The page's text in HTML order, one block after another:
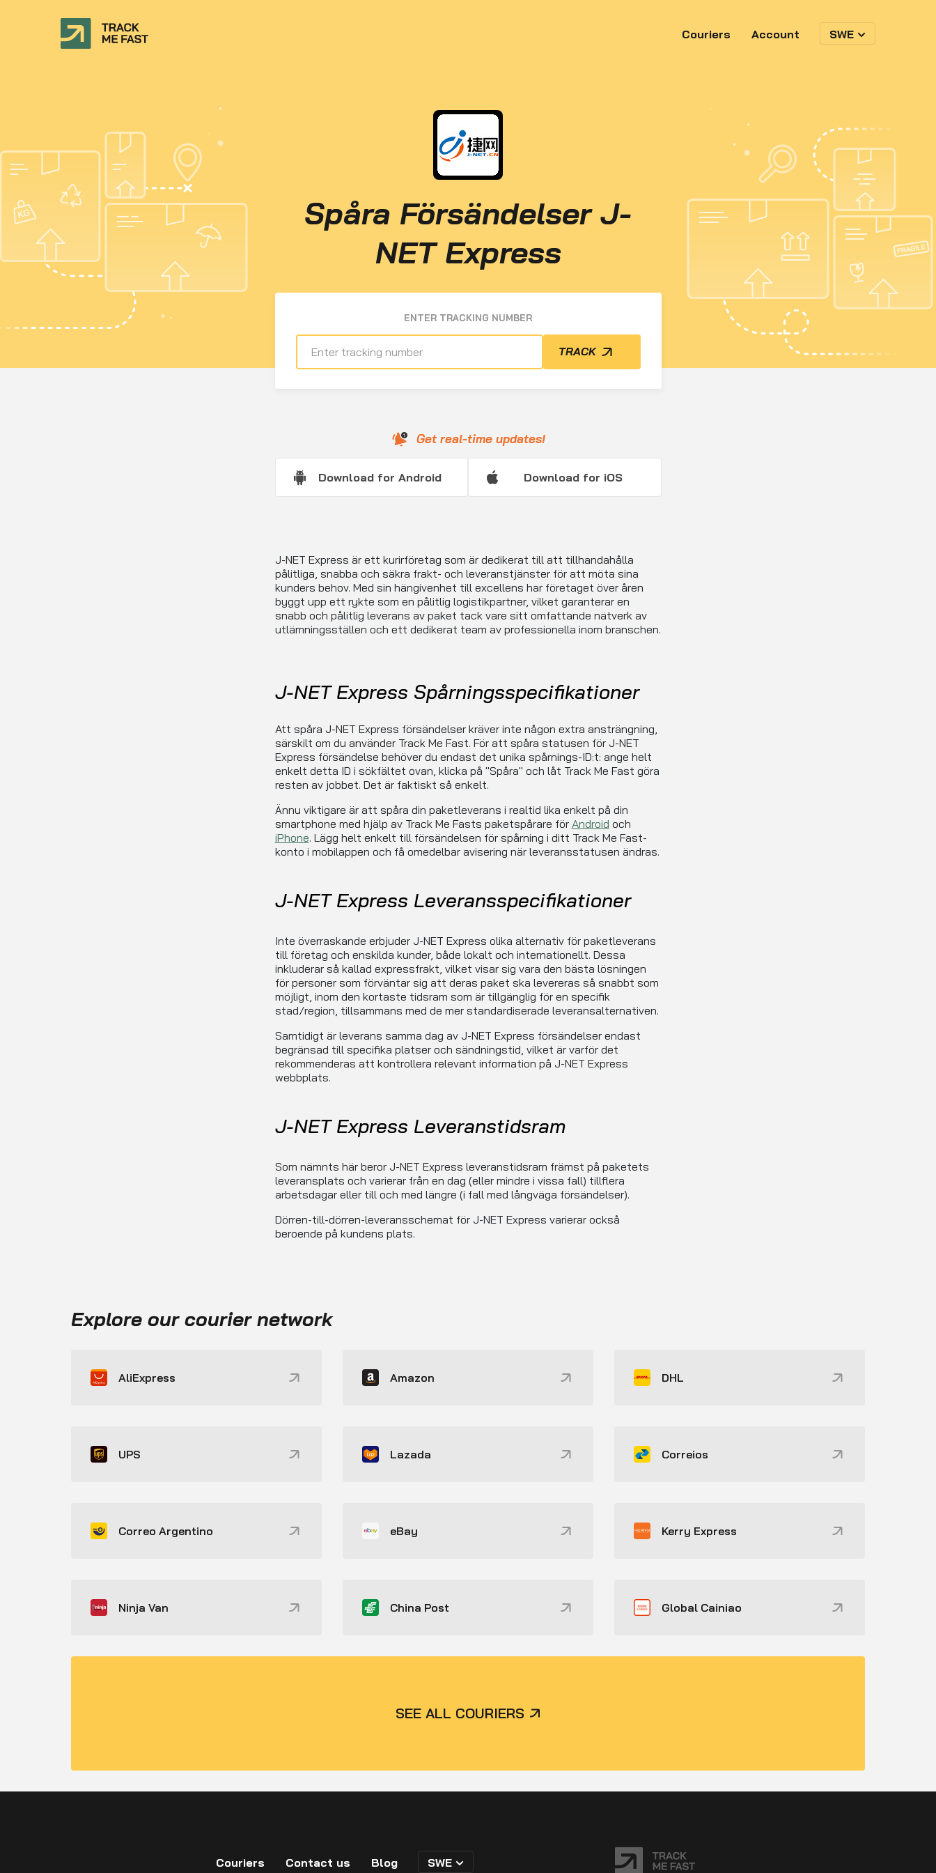
Couriers Account SWE
Spåra Försändelser J-
NET Express
ENTER TRACKING NUMBER
TRACK
Get real-time updates!
Download for Android Download for iOS
J-NET Express är ett kurirföretag som är dedikerat till att tillhandahålla
pålitliga, snabba och säkra frakt- och leveranstjänster för att möta sina
kunders behov. Med sin hängivenhet till excellens har företaget över åren
byggt upp ett rykte som en pålitlig logistikpartner, vilket garanterar en
snabb och pålitlig leverans av paket tack vare sitt omfattande nätverk av
utlämningsställen och ett dedikerat team av professionella inom branschen.
J-NET Express Spårningsspecifikationer
Att spåra J-NET Express försändelser kräver inte någon extra ansträngning,
särskilt om du använder Track Me Fast. För att spåra statusen för J-NET
Express försändelse behöver du endast det unika spårnings-ID:t: ange helt
enkelt detta ID i sökfältet ovan, klicka på "Spåra" och låt Track Me Fast göra
resten av jobbet. Det är faktiskt så enkelt.
Ännu viktigare är att spåra din paketleverans i realtid lika enkelt på din
smartphone med hjälp av Track Me Fasts paketspårare för Android och
iPhone. Lägg helt enkelt till försändelsen för spårning i ditt Track Me Fast-
konto i mobilappen och få omedelbar avisering när leveransstatusen ändras.
J-NET Express Leveransspecifikationer
Inte överraskande erbjuder J-NET Express olika alternativ för paketleverans
till företag och enskilda kunder, både lokalt och internationellt. Dessa
inkluderar så kallad expressfrakt, vilket visar sig vara den bästa lösningen
för personer som förväntar sig att deras paket ska levereras så snabbt som
möjligt, inom den kortaste tidsram som är tillgänglig för en specifik
stad/region, tillsammans med de mer standardiserade leveransalternativen.
Samtidigt är leverans samma dag av J-NET Express försändelser endast
begränsad till specifika platser och sändningstid, vilket är varför det
rekommenderas att kontrollera relevant information på J-NET Express
webbplats.
J-NET Express Leveranstidsram
Som nämnts här beror J-NET Express leveranstidsram främst på paketets
leveransplats och varierar från en dag (eller mindre i vissa fall) tillflera
arbetsdagar eller till och med längre (i fall med långväga försändelser).
Dörren-till-dörren-leveransschemat för J-NET Express varierar också
beroende på kundens plats.
Explore our courier network
AliExpress Amazon DHL
UPS Lazada Correios
Correo Argentino eBay Kerry Express
Ninja Van China Post Global Cainiao
SEE ALL COURIERS
Couriers Contact us Blog SWE